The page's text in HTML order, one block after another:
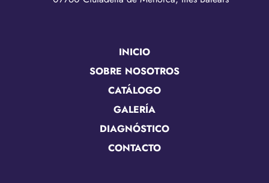
INICIO
SOBRE NOSOTROS
CATÁLOGO
GALERÍA
DIAGNÓSTICO
CONTACTO